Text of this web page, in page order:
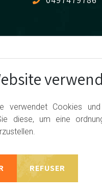
verwendet Cookies
diese, um eine
REFUSER
SNIPER ZONE
Route du Barrage,
Belgique
BEZAHLSYSTEM